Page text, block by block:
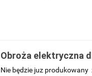
Obroża elektryczna
Nie będzie juz